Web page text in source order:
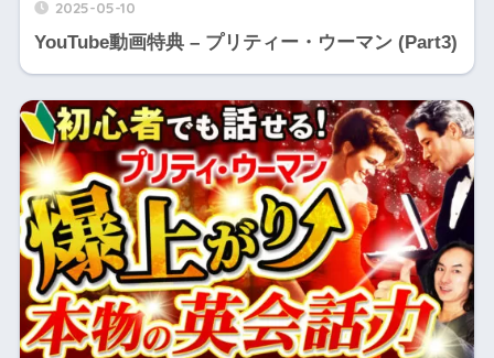
2025-05-10
YouTube動画特典 – プリティー・ウーマン (Part3)